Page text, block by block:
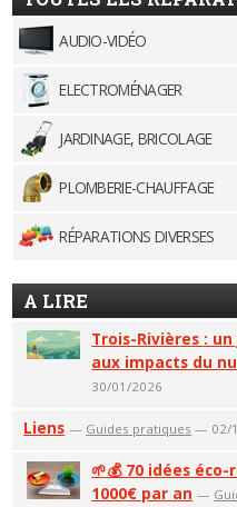
AUDIO-VIDÉO
ELECTROMÉNAGER
JARDINAGE, BRICOLAGE
PLOMBERIE-CHAUFFAGE
RÉPARATIONS DIVERSES
A LIRE
Trois-Rivières :
aux impacts du
30/01/2026
Liens — Guides pratiques — 02/
🌱💰 70 idées
1000€ par an —